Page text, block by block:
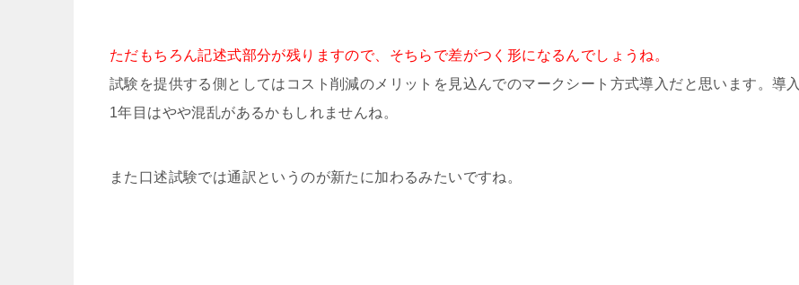
ただもちろん記述式部分が残りますので、そちらで差がつく形になるんでしょうね。
試験を提供する側としてはコスト削減のメリットを見込んでのマークシート方式導入だと思います。導入
1年目はやや混乱があるかもしれませんね。
また口述試験では通訳というのが新たに加わるみたいですね。